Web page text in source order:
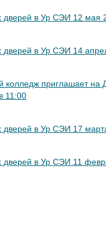
дверей в Ур СЭИ 12 мая
дверей в Ур СЭИ 14
колледж приглашает на
11:00
дверей в Ур СЭИ 17
дверей в Ур СЭИ 11